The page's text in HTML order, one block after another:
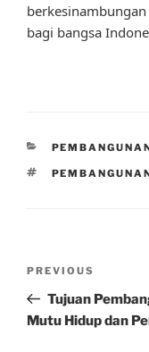
bagi bangsa
CATEGORIES
TAGS
Previous
Post
PREVIOUS
Tujuan
Mutu Hidup dan